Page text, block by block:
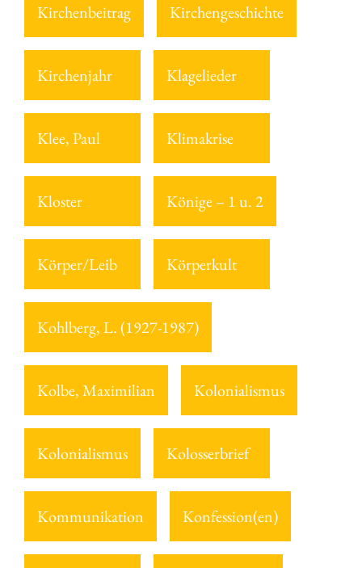
Kirchenbeitrag Kirchengeschichte
Kirchenjahr Klagelieder
Klee, Paul Klimakrise
Kloster Könige – 1 u. 2
Körper/Leib Körperkult
Kohlberg, L. (1927-1987)
Kolbe, Maximilian Kolonialismus
Kolonialismus Kolosserbrief
Kommunikation Konfession(en)